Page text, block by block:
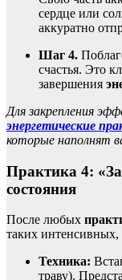
сердце или
аккуратно
Шаг 4.
счастья. Это
завершения
Для закрепления
энергетические
которые наполнят
Практика 4:
состояния
После любых
таких интенсивных,
Техника:
траву).